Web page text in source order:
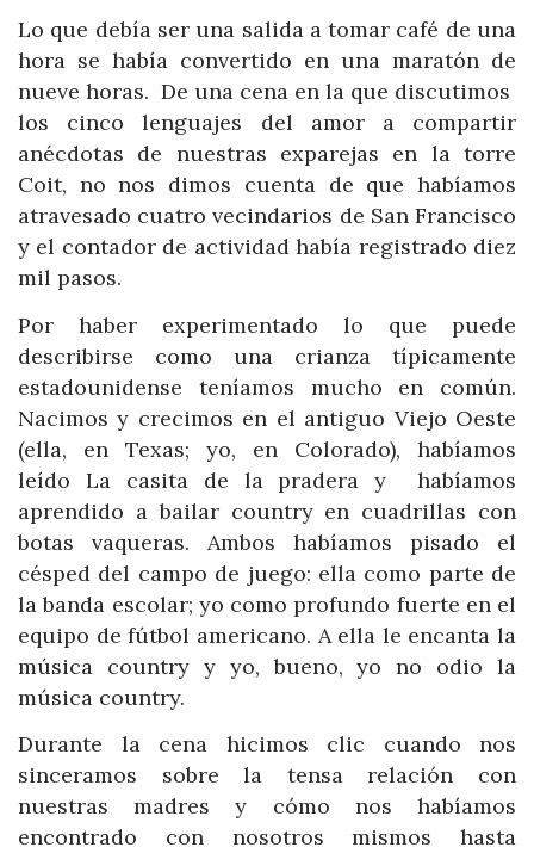
Lo que debía ser una salida a tomar café de una
hora se había convertido en una maratón de
nueve horas. De una cena en la que discutimos
los cinco lenguajes del amor a compartir
anécdotas de nuestras exparejas en la torre
Coit, no nos dimos cuenta de que habíamos
atravesado cuatro vecindarios de San Francisco
y el contador de actividad había registrado diez
mil pasos.
Por haber experimentado lo que puede
describirse como una crianza típicamente
estadounidense teníamos mucho en común.
Nacimos y crecimos en el antiguo Viejo Oeste
(ella, en Texas; yo, en Colorado), habíamos
leído La casita de la pradera y habíamos
aprendido a bailar country en cuadrillas con
botas vaqueras. Ambos habíamos pisado el
césped del campo de juego: ella como parte de
la banda escolar; yo como profundo fuerte en el
equipo de fútbol americano. A ella le encanta la
música country y yo, bueno, yo no odio la
música country.
Durante la cena hicimos clic cuando nos
sinceramos sobre la tensa relación con
nuestras madres y cómo nos habíamos
encontrado con nosotros mismos hasta